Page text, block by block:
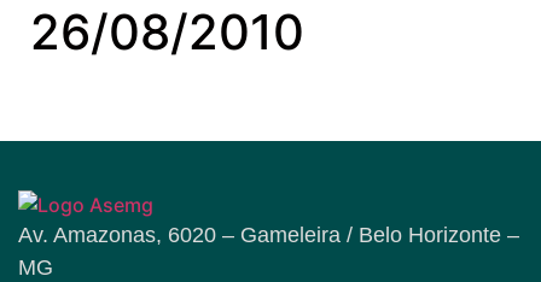
26/08/2010
Av. Amazonas, 6020 – Gameleira / Belo Horizonte –
MG